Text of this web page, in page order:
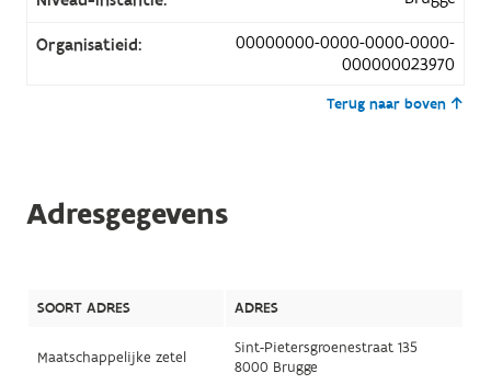
Organisatieid:
00000000-0000-0000-0000-
000000023970
Terug naar boven
Adresgegevens
SOORT ADRES ADRES
Maatschappelijke zetel
Sint-Pietersgroenestraat 135
8000 Brugge